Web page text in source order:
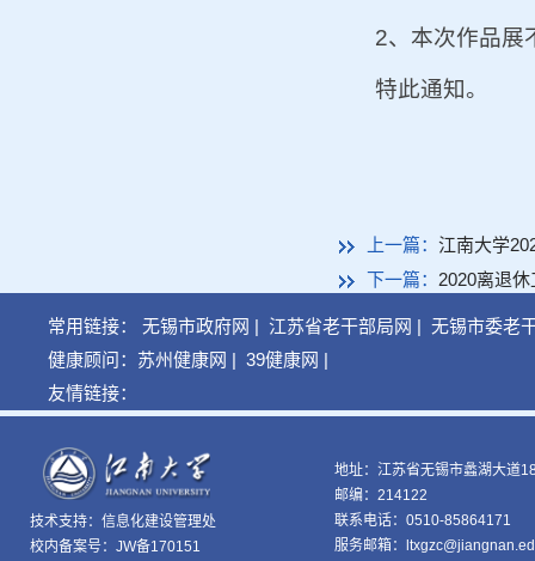
2、本次作品展
特此通知。
上一篇： 江南大学
下一篇： 2020离退
常用链接： 无锡市政府网 | 江苏省老干部局网 | 无锡市委老
健康顾问： 苏州健康网 | 39健康网 |
友情链接：
技术支持： 信息化建设管理处
校内备案号：JW备170151
地址：江苏省无锡市蠡湖大道
邮编：214122
联系电话：0510-85864171
服务邮箱：